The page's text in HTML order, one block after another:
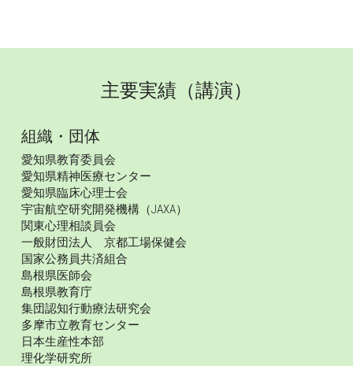
主要実績（講演）
組織・団体
愛知県教育委員会
愛知県精神医療センター
愛知県臨床心理士会
宇宙航空研究開発機構（JAXA）
関東心理相談員会
一般財団法人　京都工場保健会
国家公務員共済組合
島根県医師会
島根県教育庁
集団認知行動療法研究会
多摩市立教育センター
日本生産性本部
理化学研究所